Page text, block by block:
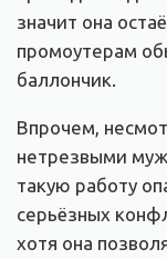
значит она
промоутерам
баллончик.
Впрочем,
нетрезвыми
такую работу
серьёзных
хотя она